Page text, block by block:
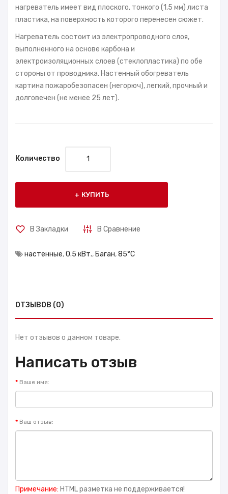
нагреватель имеет вид плоского, тонкого (1,5 мм) листа
пластика, на поверхность которого перенесен сюжет.
Нагреватель состоит из электропроводного слоя,
выполненного на основе карбона и
электроизоляционных слоев (стеклопластика) по обе
стороны от проводника. Настенный обогреватель
картина пожаробезопасен (негорюч), легкий, прочный и
долговечен (не менее 25 лет).
Количество
КУПИТЬ
В Закладки В Сравнение
настенные,0.5 кВт., Баган,85°С
ОТЗЫВОВ (0)
Нет отзывов о данном товаре.
Написать отзыв
Ваше имя:
Ваш отзыв:
Примечание: HTML разметка не поддерживается!